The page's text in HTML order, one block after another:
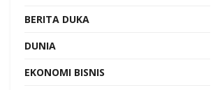
BERITA DUKA
DUNIA
EKONOMI BISNIS